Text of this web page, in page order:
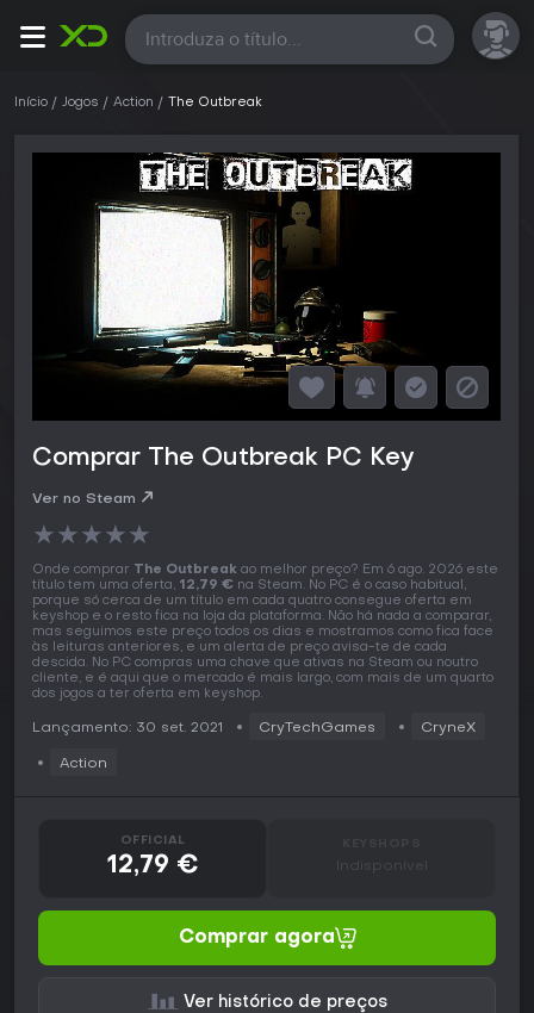
Todas
Início Jogos Action The Outbreak
Comprar The Outbreak PC Key
Ver no Steam
★★★★★
Onde comprar The Outbreak ao melhor preço? Em 6 ago. 2026 este
título tem uma oferta, 12,79 € na Steam. No PC é o caso habitual,
porque só cerca de um título em cada quatro consegue oferta em
keyshop e o resto fica na loja da plataforma. Não há nada a comparar,
mas seguimos este preço todos os dias e mostramos como fica face
às leituras anteriores, e um alerta de preço avisa-te de cada
descida. No PC compras uma chave que ativas na Steam ou noutro
cliente, e é aqui que o mercado é mais largo, com mais de um quarto
dos jogos a ter oferta em keyshop.
Lançamento: 30 set. 2021 CryTechGames CryneX
Action
OFFICIAL
12,79 € Indisponível
Comprar agora
Ver histórico de preços